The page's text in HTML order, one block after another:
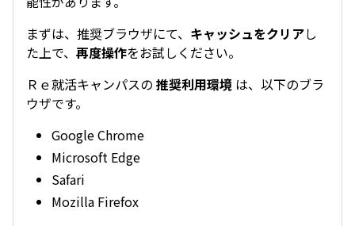
まずは、推奨ブラウザにて、 キャッシュをクリアし
た上で、 再度操作をお試しください。
Ｒｅ就活キャンパスの 推奨利用環境 は、以下のブラ
ウザです。
Google Chrome
Microsoft Edge
Safari
Mozilla Firefox